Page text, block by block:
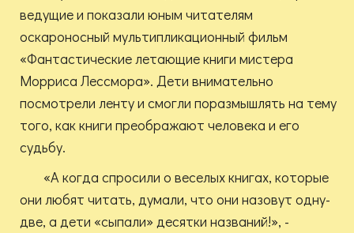
ведущие и показали юным читателям
оскароносный мультипликационный фильм
«Фантастические летающие книги мистера
Морриса Лессмора». Дети внимательно
посмотрели ленту и смогли поразмышлять на тему
того, как книги преображают человека и его
судьбу.
«А когда спросили о веселых книгах, которые
они любят читать, думали, что они назовут одну-
две, а дети «сыпали» десятки названий!», -